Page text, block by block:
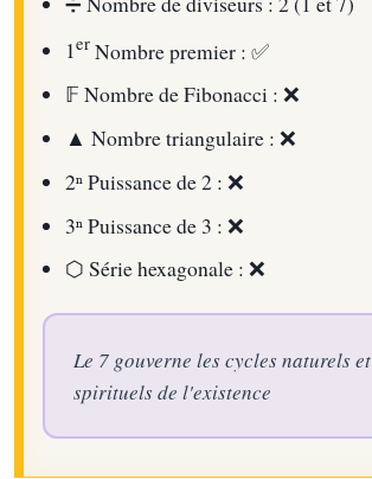
1er Nombre premier : ✅
𝔽 Nombre de Fibonacci : ❌
▲ Nombre triangulaire : ❌
2ⁿPuissance de 2 : ❌
3ⁿPuissance de 3 : ❌
⬡ Série hexagonale : ❌
Le 7 gouverne les cycles naturels et
spirituels de l'existence